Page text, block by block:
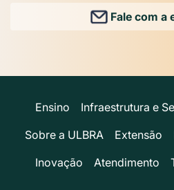
Fale com a
Ensino Infraestrutura e
Sobre a ULBRA
Extensão
Inovação
Atendimento